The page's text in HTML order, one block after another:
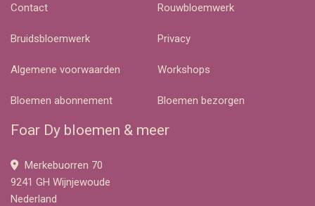
Contact Rouwbloemwerk
Bruidsbloemwerk Privacy
Algemene voorwaarden Workshops
Bloemen abonnement Bloemen bezorgen
Foar Dy bloemen & meer
Merkebuorren 70
9241 GH Wijnjewoude
Nederland